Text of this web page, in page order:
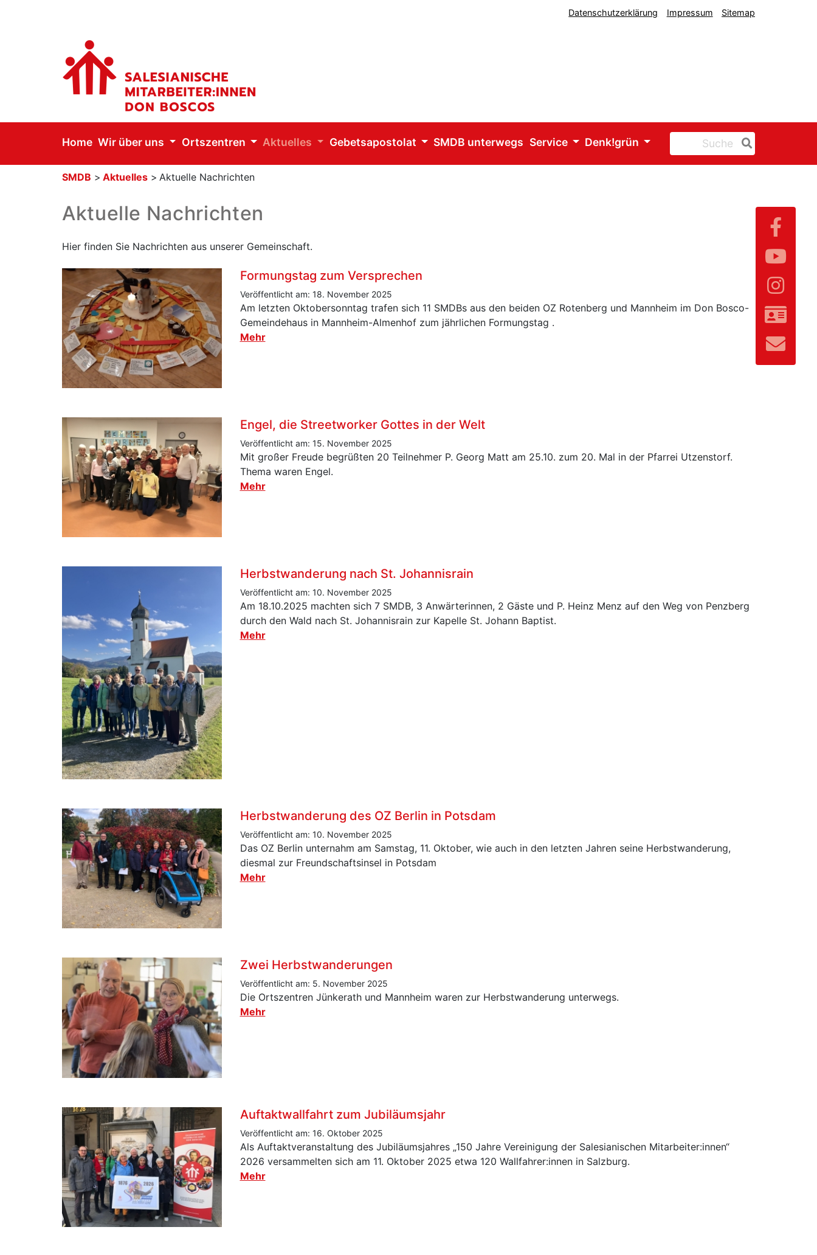
Datenschutzerklärung Impressum Sitemap
Home Wir über uns Ortszentren Aktuelles Gebetsapostolat SMDB unterwegs Service Denk!grün
SMDB > Aktuelles > Aktuelle Nachrichten
Aktuelle Nachrichten
Hier finden Sie Nachrichten aus unserer Gemeinschaft.
Formungstag zum Versprechen
Veröffentlicht am: 18. November 2025
Am letzten Oktobersonntag trafen sich 11 SMDBs aus den beiden OZ Rotenberg und Mannheim im Don Bosco-
Gemeindehaus in Mannheim-Almenhof zum jährlichen Formungstag .
Mehr
Engel, die Streetworker Gottes in der Welt
Veröffentlicht am: 15. November 2025
Mit großer Freude begrüßten 20 Teilnehmer P. Georg Matt am 25.10. zum 20. Mal in der Pfarrei Utzenstorf.
Thema waren Engel.
Mehr
Herbstwanderung nach St. Johannisrain
Veröffentlicht am: 10. November 2025
Am 18.10.2025 machten sich 7 SMDB, 3 Anwärterinnen, 2 Gäste und P. Heinz Menz auf den Weg von Penzberg
durch den Wald nach St. Johannisrain zur Kapelle St. Johann Baptist.
Mehr
Herbstwanderung des OZ Berlin in Potsdam
Veröffentlicht am: 10. November 2025
Das OZ Berlin unternahm am Samstag, 11. Oktober, wie auch in den letzten Jahren seine Herbstwanderung,
diesmal zur Freundschaftsinsel in Potsdam
Mehr
Zwei Herbstwanderungen
Veröffentlicht am: 5. November 2025
Die Ortszentren Jünkerath und Mannheim waren zur Herbstwanderung unterwegs.
Mehr
Auftaktwallfahrt zum Jubiläumsjahr
Veröffentlicht am: 16. Oktober 2025
Als Auftaktveranstaltung des Jubiläumsjahres „150 Jahre Vereinigung der Salesianischen Mitarbeiter:innen“
2026 versammelten sich am 11. Oktober 2025 etwa 120 Wallfahrer:innen in Salzburg.
Mehr